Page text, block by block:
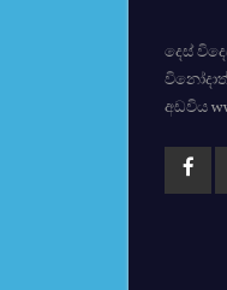
දෙස්
අඩවිය